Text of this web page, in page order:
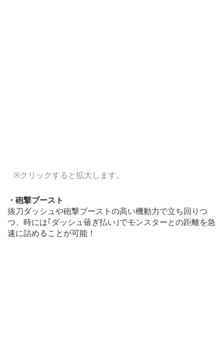
※クリックすると拡大します。
・砲撃ブースト
抜刀ダッシュや砲撃ブーストの高い機動力で立ち回りつ
つ、時には｢ダッシュ薙ぎ払い｣でモンスターとの距離を急
速に詰めることが可能！